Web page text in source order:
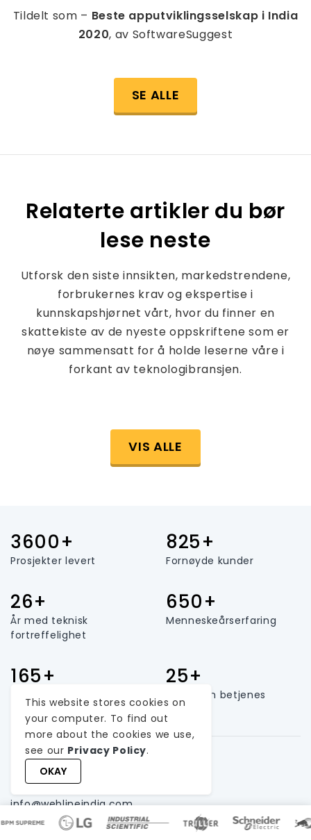
Tildelt som – Beste apputviklingsselskap i India
2020, av SoftwareSuggest
SE ALLE
Relaterte artikler du bør
lese neste
Utforsk den siste innsikten, markedstrendene,
forbrukernes krav og ekspertise i
kunnskapshjørnet vårt, hvor du finner en
skattekiste av de nyeste oppskriftene som er
nøye sammensatt for å holde leserne våre i
forkant av teknologibransjen.
VIS ALLE
3600+
Prosjekter levert
825+
Fornøyde kunder
26+
År med teknisk
fortreffelighet
650+
Menneskeårserfaring
165+
Lagstørrelse
25+
Land som betjenes
Ta kontakt
info@weblineindia.com
+1-213-908-1090
| +91-79-26420897
This website stores cookies on
your computer. To find out
more about the cookies we use,
see our Privacy Policy.
OKAY